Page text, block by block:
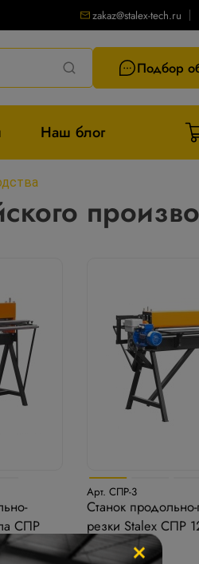
zakaz@stalex-tech.ru
Подбор
Наш блог
СПР
Арт. СПР-3
Станок
резки Stalex СПР
×